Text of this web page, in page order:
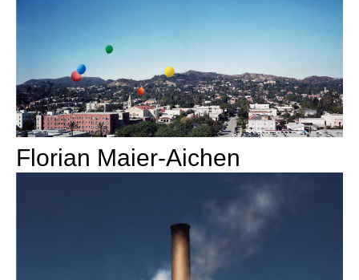
Florian Maier-Aichen